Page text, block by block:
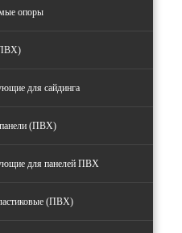
опоры
для сайдинга
(ПВХ)
для панелей ПВХ
(ПВХ)